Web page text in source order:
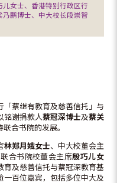
女士、香港特别行政区行
鹏博士、中大校长段崇智
蔡继有教育及慈善信托」与
铭谢捐款人蔡冠深博士及蔡关
合书院的发展。
林郑月娥女士、中大校董会主
合书院校董会主席殷巧儿女
育及慈善信托与蔡冠深教育基
一百位嘉宾，包括多位中大及